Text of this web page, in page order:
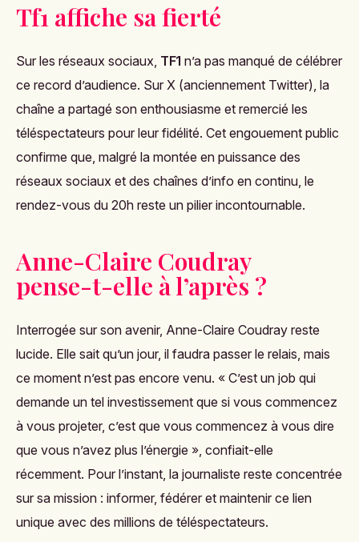
Tf1 affiche sa fierté
Sur les réseaux sociaux, TF1 n’a pas manqué de célébrer
ce record d’audience. Sur X (anciennement Twitter), la
chaîne a partagé son enthousiasme et remercié les
téléspectateurs pour leur fidélité. Cet engouement public
confirme que, malgré la montée en puissance des
réseaux sociaux et des chaînes d’info en continu, le
rendez-vous du 20h reste un pilier incontournable.
Anne-Claire Coudray
pense-t-elle à l’après ?
Interrogée sur son avenir, Anne-Claire Coudray reste
lucide. Elle sait qu’un jour, il faudra passer le relais, mais
ce moment n’est pas encore venu. « C’est un job qui
demande un tel investissement que si vous commencez
à vous projeter, c’est que vous commencez à vous dire
que vous n’avez plus l’énergie », confiait-elle
récemment. Pour l’instant, la journaliste reste concentrée
sur sa mission : informer, fédérer et maintenir ce lien
unique avec des millions de téléspectateurs.